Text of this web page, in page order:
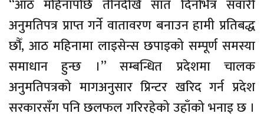
“आठ महिनापछि तीनदेखि सात दिनभित्र सवारी
अनुमतिपत्र प्राप्त गर्ने वातावरण बनाउन हामी प्रतिबद्ध
छौँ, आठ महिनामा लाइसेन्स छपाइको सम्पूर्ण समस्या
समाधान हुन्छ ।” सम्बन्धित प्रदेशमा चालक
अनुमतिपत्रको मागअनुसार प्रिन्टर खरिद गर्न प्रदेश
सरकारसँग पनि छलफल गरिरहेको उहाँको भनाइ छ ।